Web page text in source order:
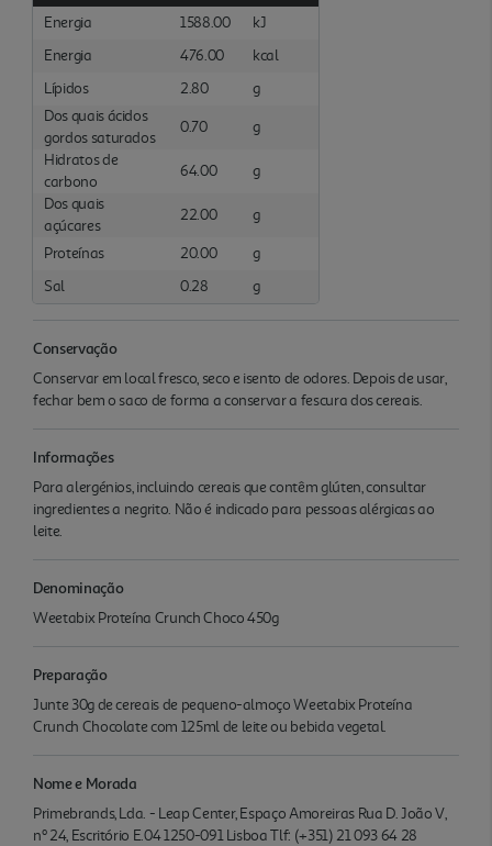
Energia
1588.00
kJ
Energia
476.00
kcal
Lípidos
2.80
g
Dos quais ácidos
gordos saturados
0.70
g
Hidratos de
carbono
64.00
g
Dos quais
açúcares
22.00 g
Proteínas 20.00
g
Sal
0.28 g
Conservação
Conservar em local fresco, seco e isento de odores. Depois de usar,
fechar bem o saco de forma a conservar a fescura dos cereais.
Informações
Para alergénios, incluindo cereais que contêm glúten, consultar
ingredientes a negrito. Não é indicado para pessoas alérgicas ao
leite.
Denominação
Weetabix Proteína Crunch Choco 450g
Preparação
Junte 30g de cereais de pequeno-almoço Weetabix Proteína
Crunch Chocolate com 125ml de leite ou bebida vegetal.
Nome e Morada
Primebrands, Lda. - Leap Center, Espaço Amoreiras Rua D. João V,
nº 24, Escritório E.04 1250-091 Lisboa Tlf: (+351) 21 093 64 28